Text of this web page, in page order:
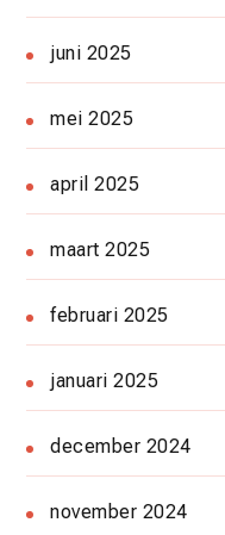
juni 2025
mei 2025
april 2025
maart 2025
februari 2025
januari 2025
december 2024
november 2024